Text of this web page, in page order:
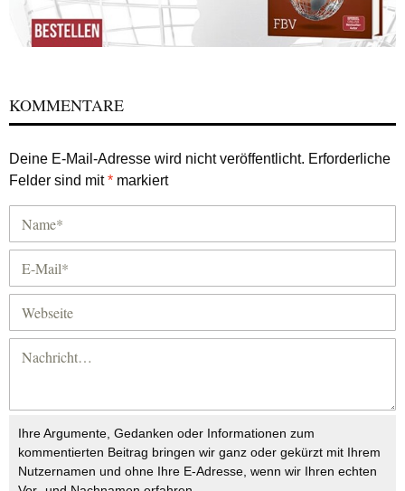
KOMMENTARE
Deine E-Mail-Adresse wird nicht veröffentlicht. Erforderliche
Felder sind mit* markiert
Ihre Argumente, Gedanken oder Informationen zum
kommentierten Beitrag bringen wir ganz oder gekürzt mit Ihrem
Nutzernamen und ohne Ihre E-Adresse, wenn wir Ihren echten